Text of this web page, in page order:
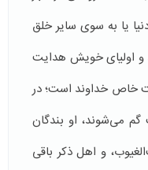
یا به سوی سایر خلق
و اولیای خویش هدایت
خاص خداوند است؛ در
گم می‌شوند، او بندگان
و اهل ذکر باقی